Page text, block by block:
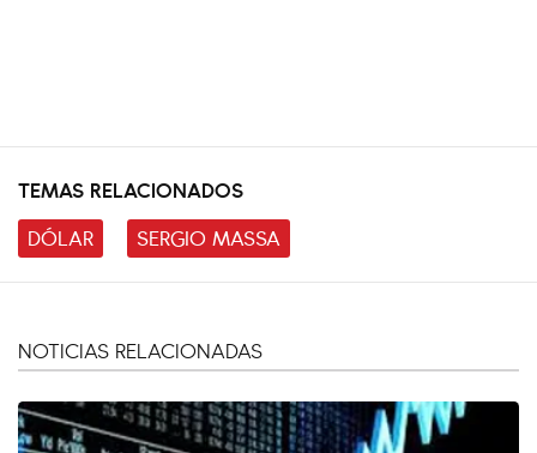
TEMAS RELACIONADOS
DÓLAR
SERGIO MASSA
NOTICIAS RELACIONADAS